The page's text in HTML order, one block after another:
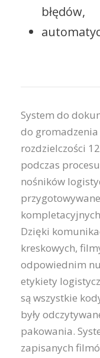
błędów,
System do
do
rozdzielczości
podczas
nośników
Dzięki
kreskowych,
odpowiednim
etykiety
są wszystkie
były
pakowania.
zapisanych